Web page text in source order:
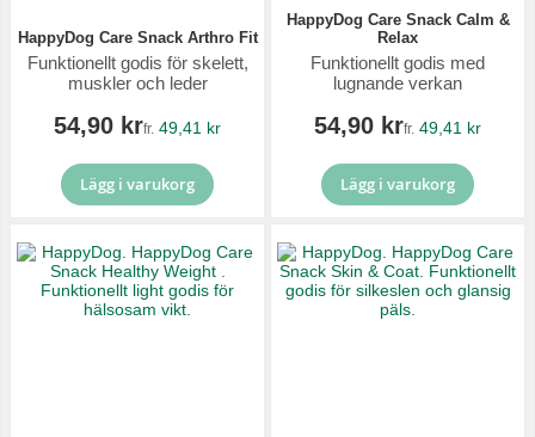
HappyDog Care Snack Arthro Fit
Funktionellt godis för skelett,
muskler och leder
54,90 krfr. 49,41 kr
Lägg i varukorg
HappyDog Care Snack Calm &
Relax
Funktionellt godis med
lugnande verkan
54,90 krfr. 49,41 kr
Lägg i varukorg